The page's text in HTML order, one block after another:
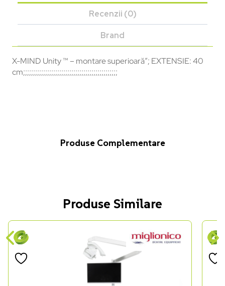
Recenzii (0)
Brand
X-MIND Unity ™ – montare superioară”; EXTENSIE: 40
cm;;;;;;;;;;;;;;;;;;;;;;;;;;;;;;;;;;;;;;;;;;;;;;;
Produse Complementare
Produse Similare